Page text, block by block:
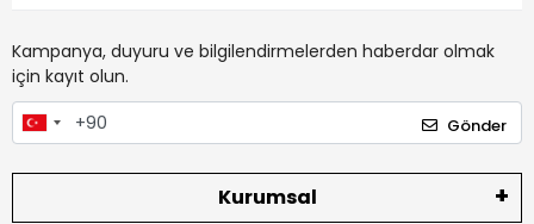
Kampanya, duyuru ve bilgilendirmelerden haberdar olmak
için kayıt olun.
Gönder
Kurumsal